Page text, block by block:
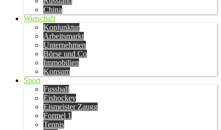
China
Wirtschaft
Konjunktur
Arbeitsmarkt
Unternehmen
Börse und Co
Immobilien
Konsum
Sport
Fussball
Eishockey
Eismeister Zaugg
Formel 1
Tennis